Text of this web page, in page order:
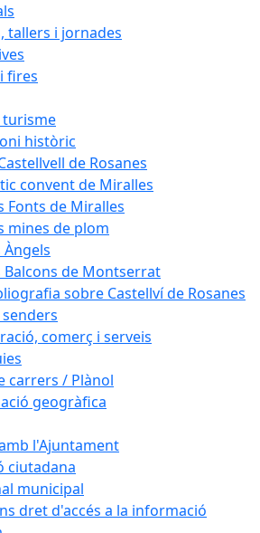
tallers i jornades
fires
històric
de Rosanes
convent de Miralles
Fonts de Miralles
mines de plom
Àngels
Balcons de Montserrat
sobre Castellví de Rosanes
comerç i serveis
carrers / Plànol
geogràfica
l'Ajuntament
ciutadana
municipal
dret d'accés a la informació